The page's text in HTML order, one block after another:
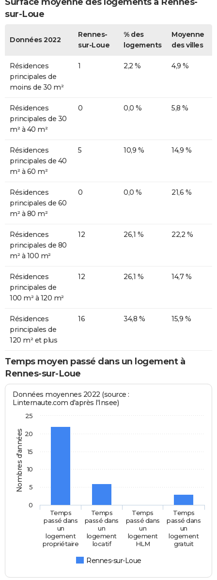
sur-Loue
Données 2022
Rennes-
sur-Loue
% des
logements
Moyenne
des villes
Résidences
principales de
moins de 30 m²
1 2,2 % 4,9 %
Résidences
principales de 30
m² à 40 m²
0 0,0 % 5,8 %
Résidences
principales de 40
m² à 60 m²
5 10,9 % 14,9 %
Résidences
principales de 60
m² à 80 m²
0 0,0 % 21,6 %
Résidences
principales de 80
m² à 100 m²
12 26,1 % 22,2 %
Résidences
principales de
100 m² à 120 m²
12 26,1 % 14,7 %
Résidences
principales de
120 m² et plus
16 34,8 % 15,9 %
Temps moyen passé dans un logement à
Rennes-sur-Loue
Nombres d'années
Données moyennes 2022 (source :
Linternaute.com d'après l'Insee)
Rennes-sur-Loue
Temps
passé dans
un
logement
propriétaire
Temps
passé dans
un
logement
locatif
Temps
passé dans
un
logement
HLM
Temps
passé dans
un
logement
gratuit
0
5
10
15
20
25